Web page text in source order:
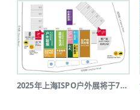
2025年上海ISPO户外展将于7月...